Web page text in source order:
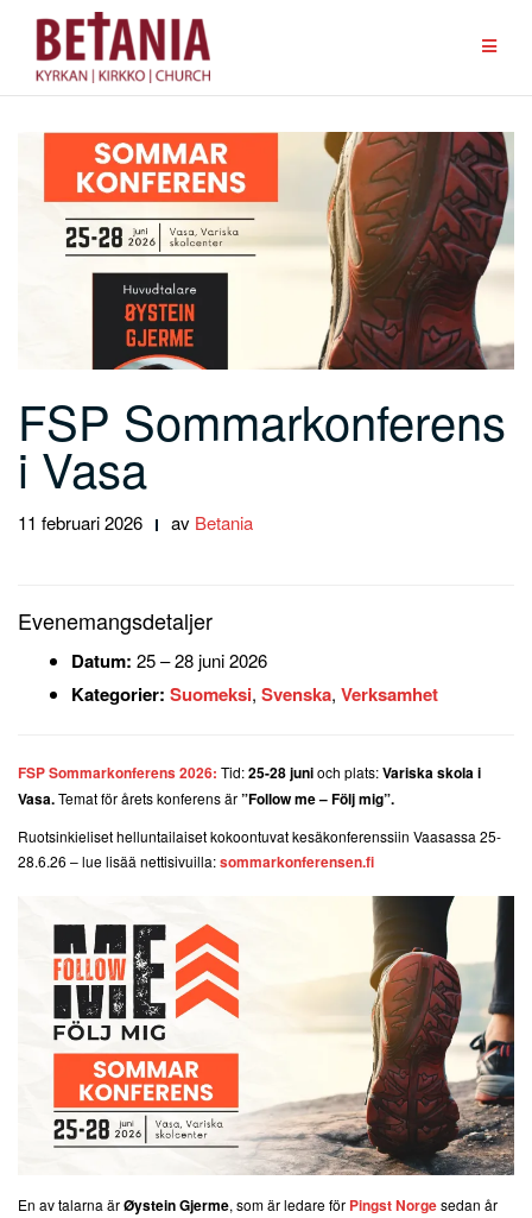
Hoppa
innehåll
FSP Sommarkonferens
i Vasa
11 februari 2026 av Betania
Evenemangsdetaljer
Datum: 25–28 juni 2026
Kategorier: Suomeksi, Svenska, Verksamhet
FSP Sommarkonferens 2026: Tid:25-28 junioch plats:Variska skola i
Vasa.Temat för årets konferens är”Follow me – Följ mig”.
Ruotsinkieliset helluntailaiset kokoontuvat kesäkonferenssiin Vaasassa 25-
28.6.26 – lue lisää nettisivuilla:sommarkonferensen.fi
En av talarna ärØystein Gjerme, som är ledare för Pingst Norgesedan år